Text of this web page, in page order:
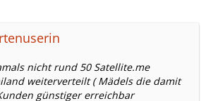
nicht rund 50 Satellite.me
weiterverteilt ( Mädels die damit
günstiger erreichbar